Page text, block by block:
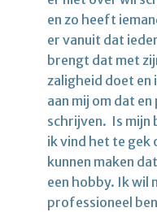
en zo heeft
er vanuit dat
brengt dat met
zaligheid doet en
aan mij om dat
schrijven. Is mijn
ik vind het te gek
kunnen maken
een hobby. Ik wil
professioneel